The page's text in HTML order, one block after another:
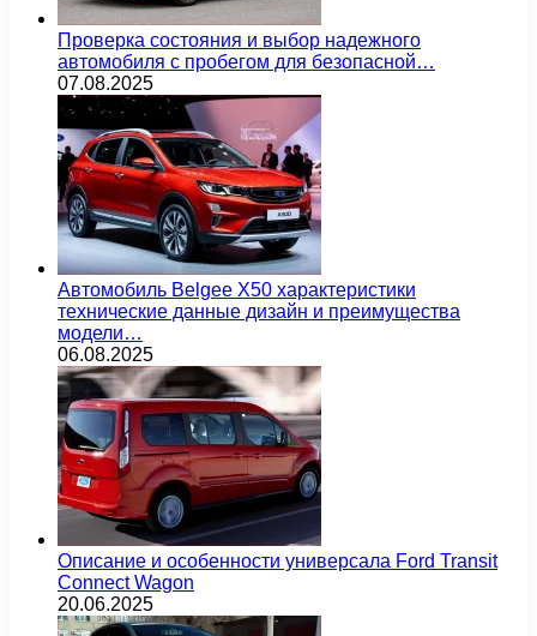
Проверка состояния и выбор надежного
автомобиля с пробегом для безопасной…
07.08.2025
Автомобиль Belgee X50 характеристики
технические данные дизайн и преимущества
модели…
06.08.2025
Описание и особенности универсала Ford Transit
Connect Wagon
20.06.2025